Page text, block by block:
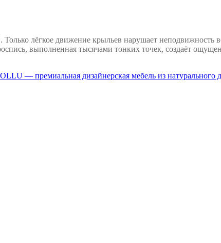
лёгкое движение крыльев нарушает неподвижность
выполненная тысячами тонких точек, создаёт